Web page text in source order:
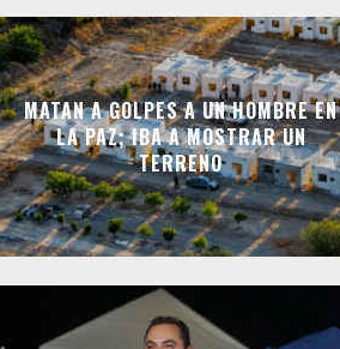
MATAN A GOLPES A UN HOMBRE EN
LA PAZ; IBA A MOSTRAR UN
TERRENO